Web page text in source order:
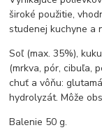
široké použitie,
studenej kuchyne a
Soľ (max. 35%),
(mrkva, pór, cibuľa,
chuť a vôňu:
hydrolyzát. Môže
Balenie 50 g.